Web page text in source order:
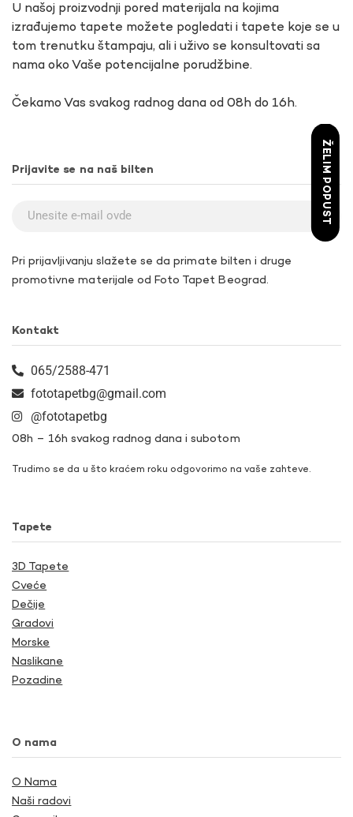
U našoj proizvodnji pored materijala na kojima
izrađujemo tapete možete pogledati i tapete koje se u
tom trenutku štampaju, ali i uživo se konsultovati sa
nama oko Vaše potencijalne porudžbine.
Čekamo Vas svakog radnog dana od 08h do 16h.
Prijavite se na naš bilten
Pri prijavljivanju slažete se da primate bilten i druge
promotivne materijale od Foto Tapet Beograd.
Kontakt
065/2588-471
fototapetbg@gmail.com
@fototapetbg
08h – 16h svakog radnog dana i subotom
Trudimo se da u što kraćem roku odgovorimo na vaše zahteve.
Tapete
3D Tapete
Cveće
Dečije
Gradovi
Morske
Naslikane
Pozadine
O nama
O Nama
Naši radovi
ŽELIM POPUST